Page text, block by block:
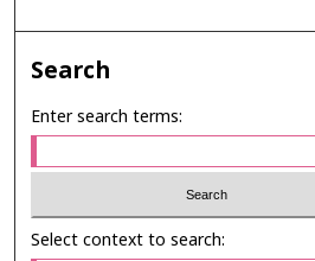
Search
Enter search terms:
Select context to search: